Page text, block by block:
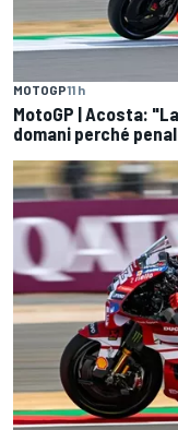
MOTOGP11 h
MotoGP | Acosta:
domani perché